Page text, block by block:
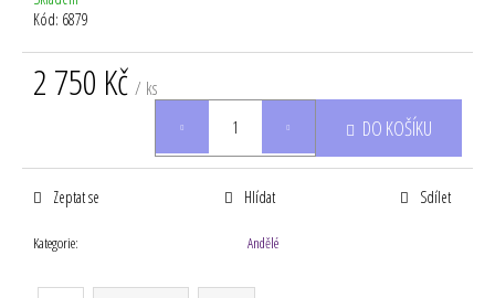
Kód: 6879
2 750 Kč / ks
DO KOŠÍKU
Kategorie: Andělé
Zeptat se Hlídat Sdílet